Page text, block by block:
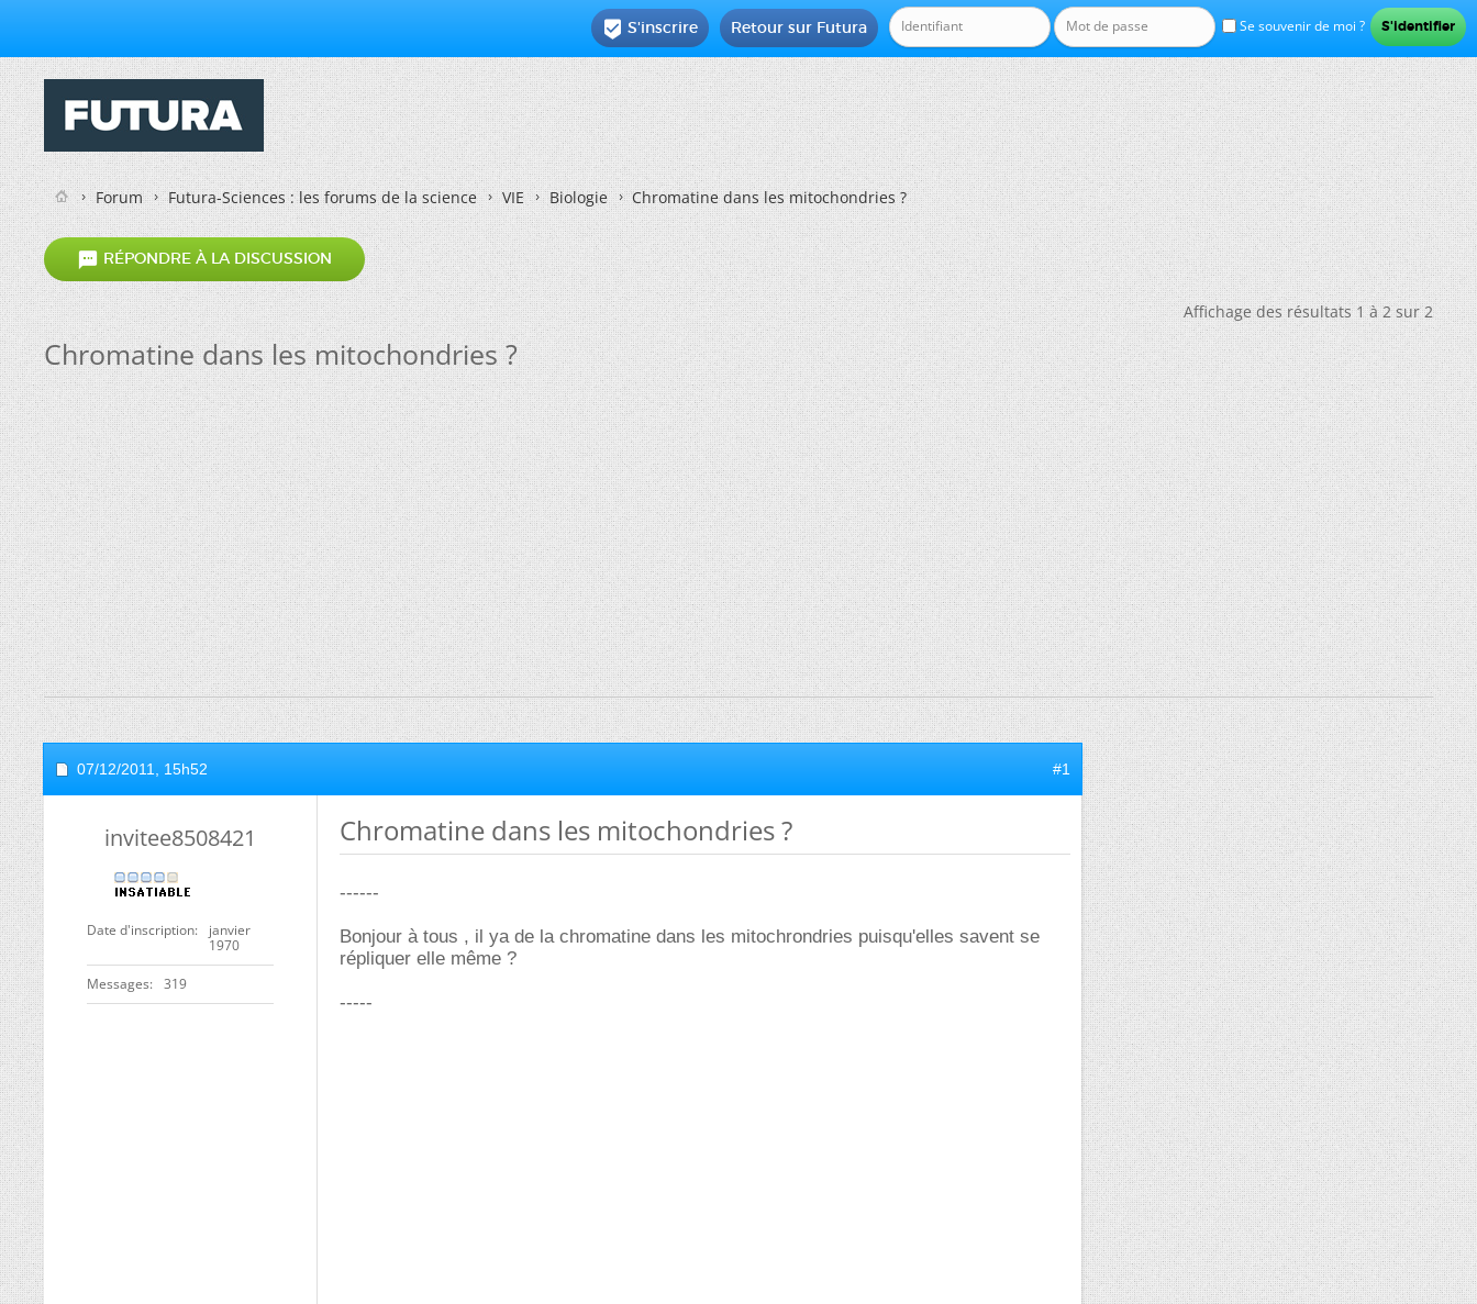
Se souvenir de moi ?
Retour sur Futura
 S'inscrire
Forum Futura-Sciences : les forums de la science VIE Biologie Chromatine dans les mitochondries ?
 RÉPONDRE À LA DISCUSSION
Affichage des résultats 1 à 2 sur 2
Chromatine dans les mitochondries ?
07/12/2011, 15h52 #1
invitee8508421
Date d'inscription
janvier
1970
Messages 319
Chromatine dans les mitochondries ?
------
Bonjour à tous , il ya de la chromatine dans les mitochrondries puisqu'elles savent se
répliquer elle même ?
-----